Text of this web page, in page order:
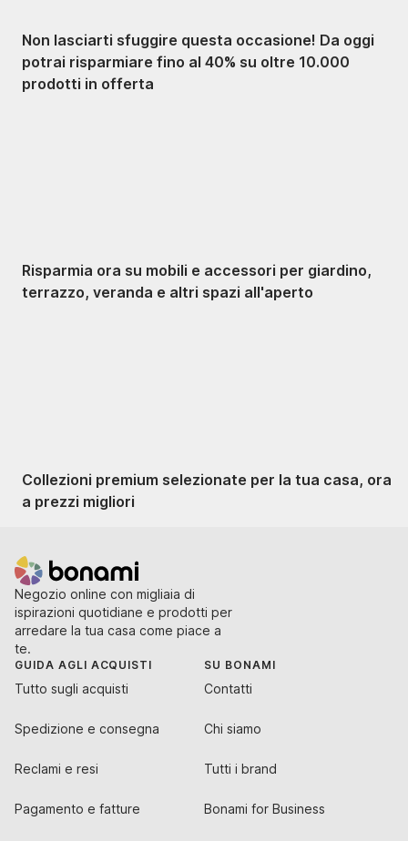
Non lasciarti sfuggire questa occasione! Da oggi
potrai risparmiare fino al 40% su oltre 10.000
prodotti in offerta
Risparmia ora su mobili e accessori per giardino,
terrazzo, veranda e altri spazi all'aperto
Collezioni premium selezionate per la tua casa, ora
a prezzi migliori
Negozio online con migliaia di
ispirazioni quotidiane e prodotti per
arredare la tua casa come piace a
te.
GUIDA AGLI ACQUISTI
Tutto sugli acquisti
Spedizione e consegna
Reclami e resi
Pagamento e fatture
SU BONAMI
Contatti
Chi siamo
Tutti i brand
Bonami for Business